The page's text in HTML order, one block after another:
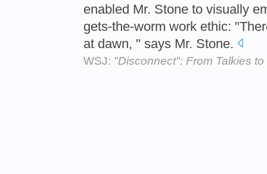
enabled Mr. Stone to visually
gets-the-worm work ethic:
at dawn, " says Mr. Stone.
WSJ: "Disconnect": From Talkies to